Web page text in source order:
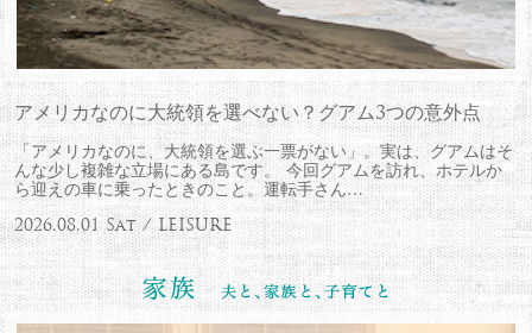
アメリカなのに大統領を選べない？グアム3つの意外点
「アメリカなのに、大統領を選ぶ一票がない」。実は、グアムはそ
んな少し複雑な立場にある島です。 今回グアムを訪れ、ホテルか
ら迎えの車に乗ったときのこと。運転手さん…
2026.08.01 Sat / LEISURE